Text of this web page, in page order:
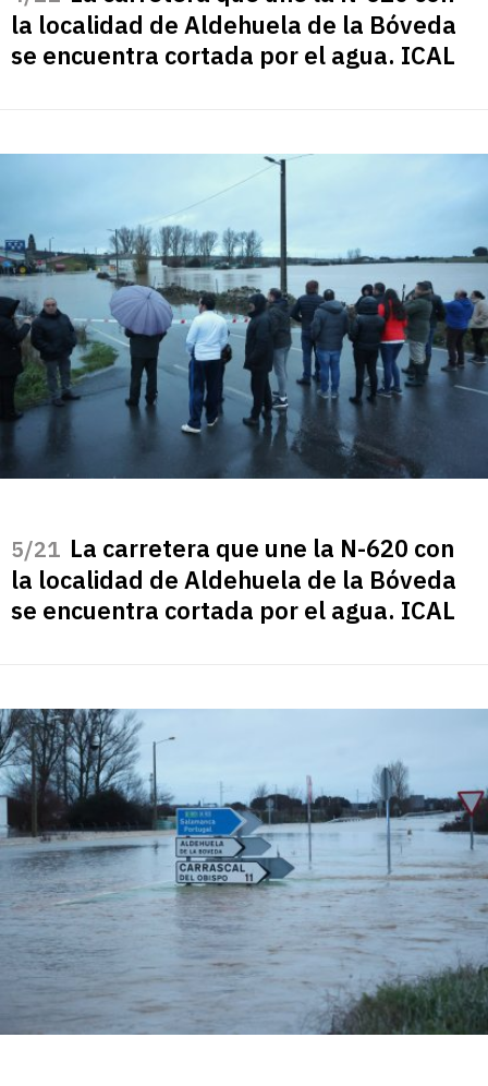
la localidad de Aldehuela de la Bóveda
se encuentra cortada por el agua. ICAL
/21 La carretera que une la N-620 con
la localidad de Aldehuela de la Bóveda
se encuentra cortada por el agua. ICAL